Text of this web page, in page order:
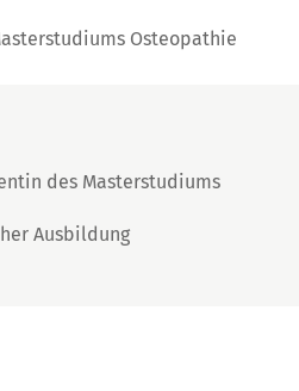
Osteopathie
des Masterstudiums
Ausbildung